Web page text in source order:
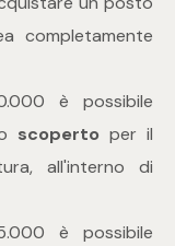
completamente
è possibile
scoperto per il
all'interno di
è possibile